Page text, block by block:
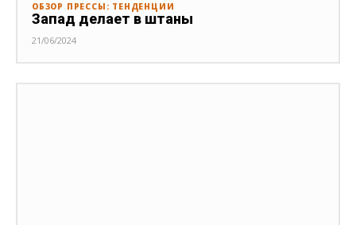
ОБЗОР ПРЕССЫ: ТЕНДЕНЦИИ
Запад делает в штаны
21/06/2024